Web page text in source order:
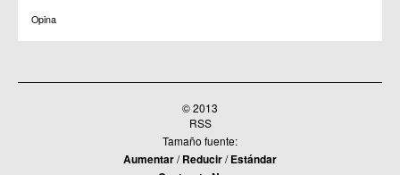
Opina
© 2013
RSS
Tamaño fuente:
Aumentar/Reducir/Estándar